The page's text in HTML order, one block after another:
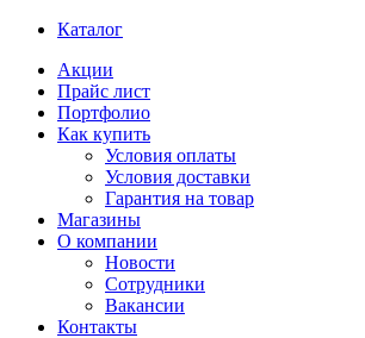
Каталог
Акции
Прайс лист
Портфолио
Как купить
Условия оплаты
Условия доставки
Гарантия на товар
Магазины
О компании
Новости
Сотрудники
Вакансии
Контакты